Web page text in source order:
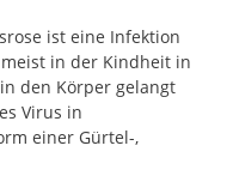
ist eine Infektion
in der Kindheit in
den Körper gelangt
Virus in
einer Gürtel-,